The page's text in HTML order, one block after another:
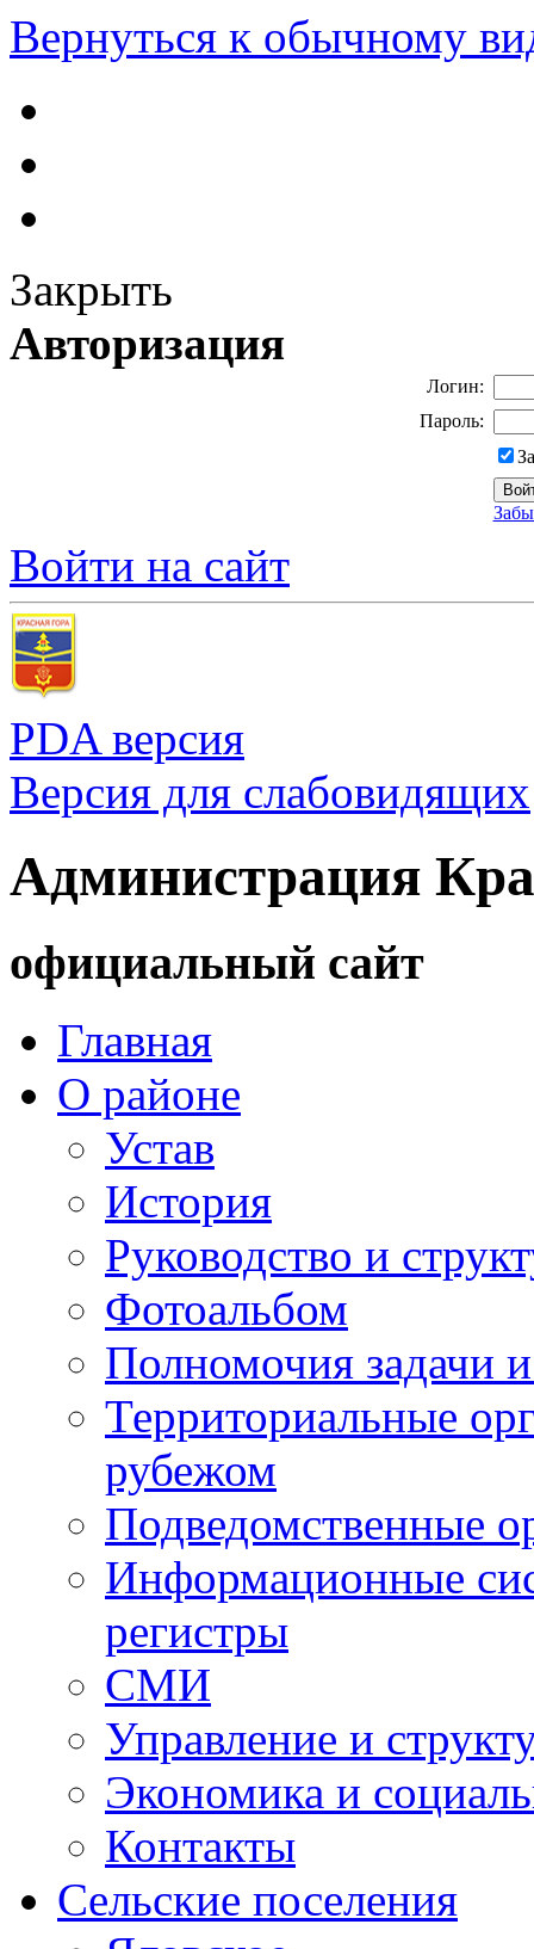
Вернуться к обычному
Закрыть
Авторизация
Логин:
Пароль:
Войти на сайт
PDA версия
Версия для слабовидящих
Администрация
официальный сайт
Главная
О районе
Устав
История
Руководство и
Фотоальбом
Полномочия задачи
Территориальные
рубежом
Подведомственные
Информационные
регистры
СМИ
Управление и
Экономика и
Контакты
Сельские поселения